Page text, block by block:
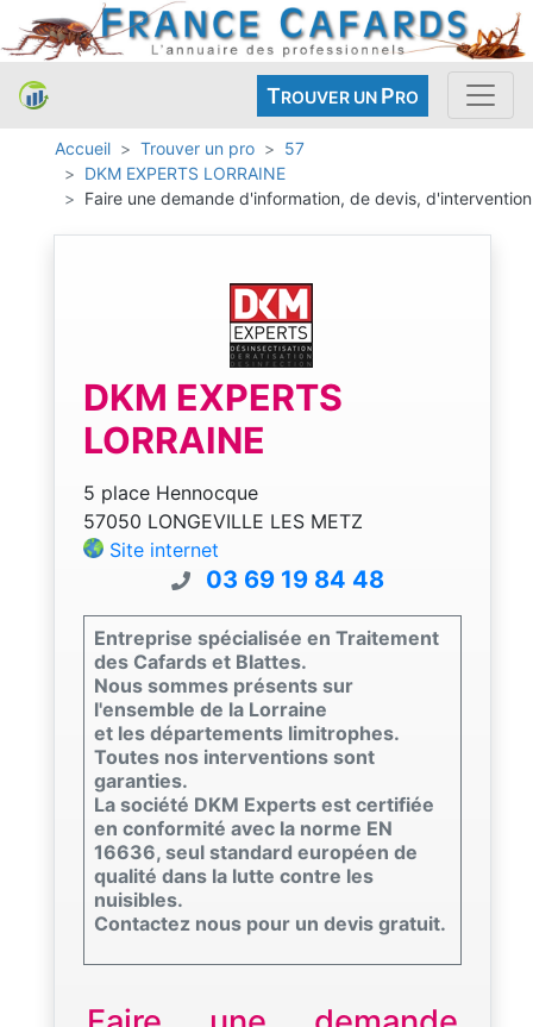
TROUVER UN PRO
Accueil Trouver un pro
57
DKM EXPERTS LORRAINE
Faire une demande d'information, de devis, d'intervention
DKM EXPERTS
LORRAINE
5 place Hennocque
57050 LONGEVILLE LES METZ
Site internet
03 69 19 84 48
Entreprise spécialisée en Traitement
des Cafards et Blattes.
Nous sommes présents sur
l'ensemble de la Lorraine
et les départements limitrophes.
Toutes nos interventions sont
garanties.
La société DKM Experts est certifiée
en conformité avec la norme EN
16636, seul standard européen de
qualité dans la lutte contre les
nuisibles.
Contactez nous pour un devis gratuit.